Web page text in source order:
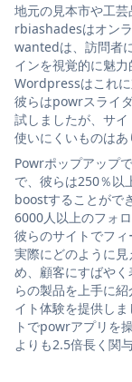
地元の見本市や工
rbiashadesはオン
wantedは、訪問者
インを視覚的に魅
Wordpressはこれに
彼らはpowrスライ
試しましたが、サ
使いにくいものはあ
Powrポップアップ
で、彼らは250％以
boostすることがで
6000人以上のフォ
彼らのサイトでフ
実際にどのように
め、顧客にすばや
らの製品を上手に
イト体験を提供し
トでpowrアプリを
よりも2.5倍長く関